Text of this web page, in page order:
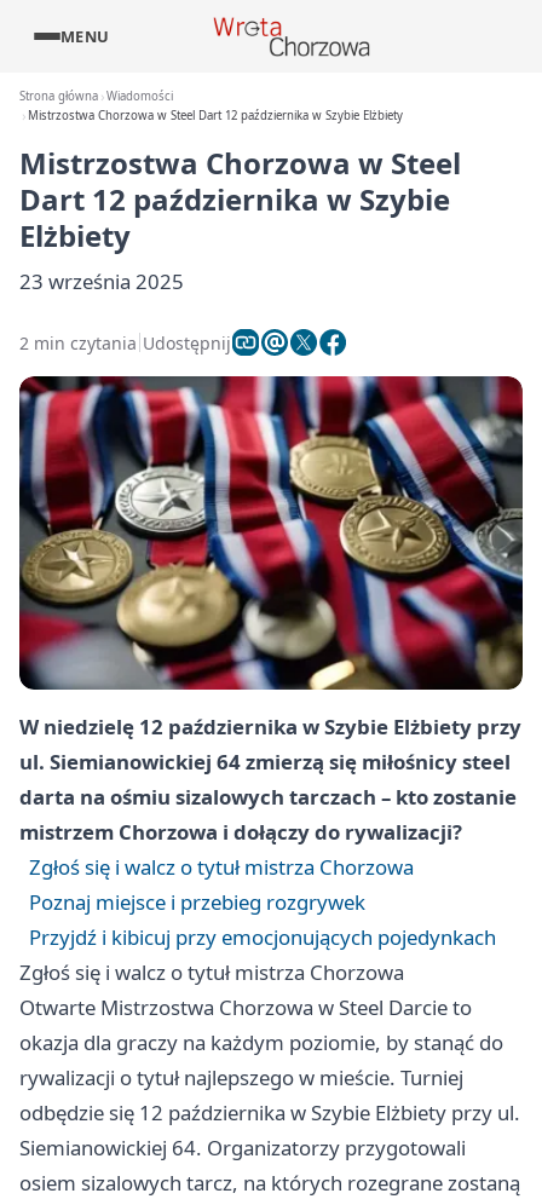
MENU
Strona główna Wiadomości
Mistrzostwa Chorzowa w Steel Dart 12 października w Szybie Elżbiety
Mistrzostwa Chorzowa w Steel
Dart 12 października w Szybie
Elżbiety
23 września 2025
2 min czytania Udostępnij
W niedzielę 12 października w Szybie Elżbiety przy
ul. Siemianowickiej 64 zmierzą się miłośnicy steel
darta na ośmiu sizalowych tarczach – kto zostanie
mistrzem Chorzowa i dołączy do rywalizacji?
Zgłoś się i walcz o tytuł mistrza Chorzowa
Poznaj miejsce i przebieg rozgrywek
Przyjdź i kibicuj przy emocjonujących pojedynkach
Zgłoś się i walcz o tytuł mistrza Chorzowa
Otwarte Mistrzostwa Chorzowa w Steel Darcie to
okazja dla graczy na każdym poziomie, by stanąć do
rywalizacji o tytuł najlepszego w mieście. Turniej
odbędzie się 12 października w Szybie Elżbiety przy ul.
Siemianowickiej 64. Organizatorzy przygotowali
osiem sizalowych tarcz, na których rozegrane zostaną